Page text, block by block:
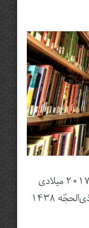
بوگون : جوماخشامی (پنجشنبه)، ۲۴ آقوست ۲۰۱۷ میلادی
۱۴۳۸